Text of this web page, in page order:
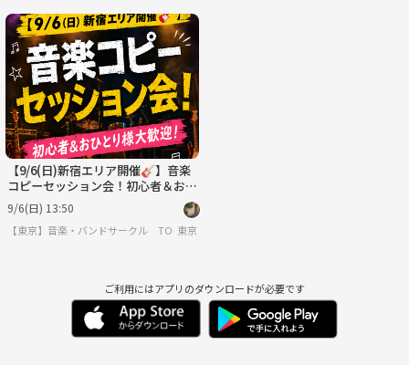
【9/6(日)新宿エリア開催🎸】音楽
コピーセッション会！初心者＆おひ
とり様大歓迎！
9/6(日) 13:50
​【東京】音楽・バンドサークル TOKYO BASE MUSIC
東京
ご利用にはアプリのダウンロードが必要です